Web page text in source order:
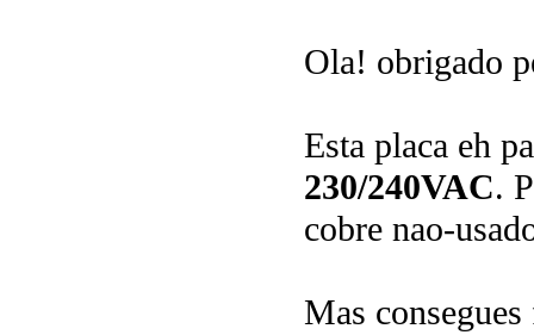
Ola! obrigado
Esta placa eh
230/240VAC.
cobre nao-
Mas